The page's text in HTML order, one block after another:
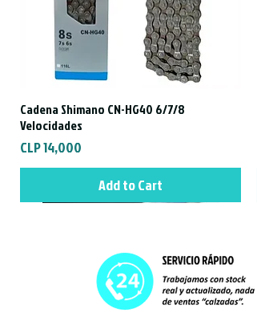
Quick View
Cadena Shimano CN-HG40 6/7/8
Velocidades
Price
CLP 14,000
Add to Cart